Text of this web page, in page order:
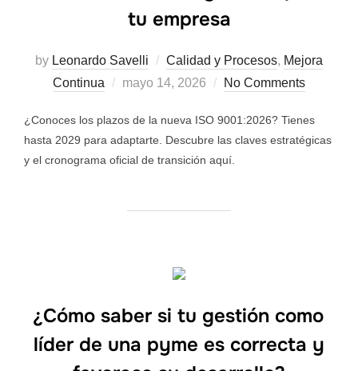
tu empresa
by Leonardo Savelli Calidad y Procesos, Mejora
Continua
mayo 14, 2026 No Comments
¿Conoces los plazos de la nueva ISO 9001:2026? Tienes
hasta 2029 para adaptarte. Descubre las claves estratégicas
y el cronograma oficial de transición aquí.
¿Cómo saber si tu gestión como
líder de una pyme es correcta y